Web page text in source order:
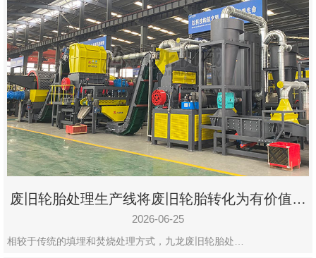
废旧轮胎处理生产线将废旧轮胎转化为有价值的
资源
2026-06-25
相较于传统的填埋和焚烧处理方式，九龙废旧轮胎处…